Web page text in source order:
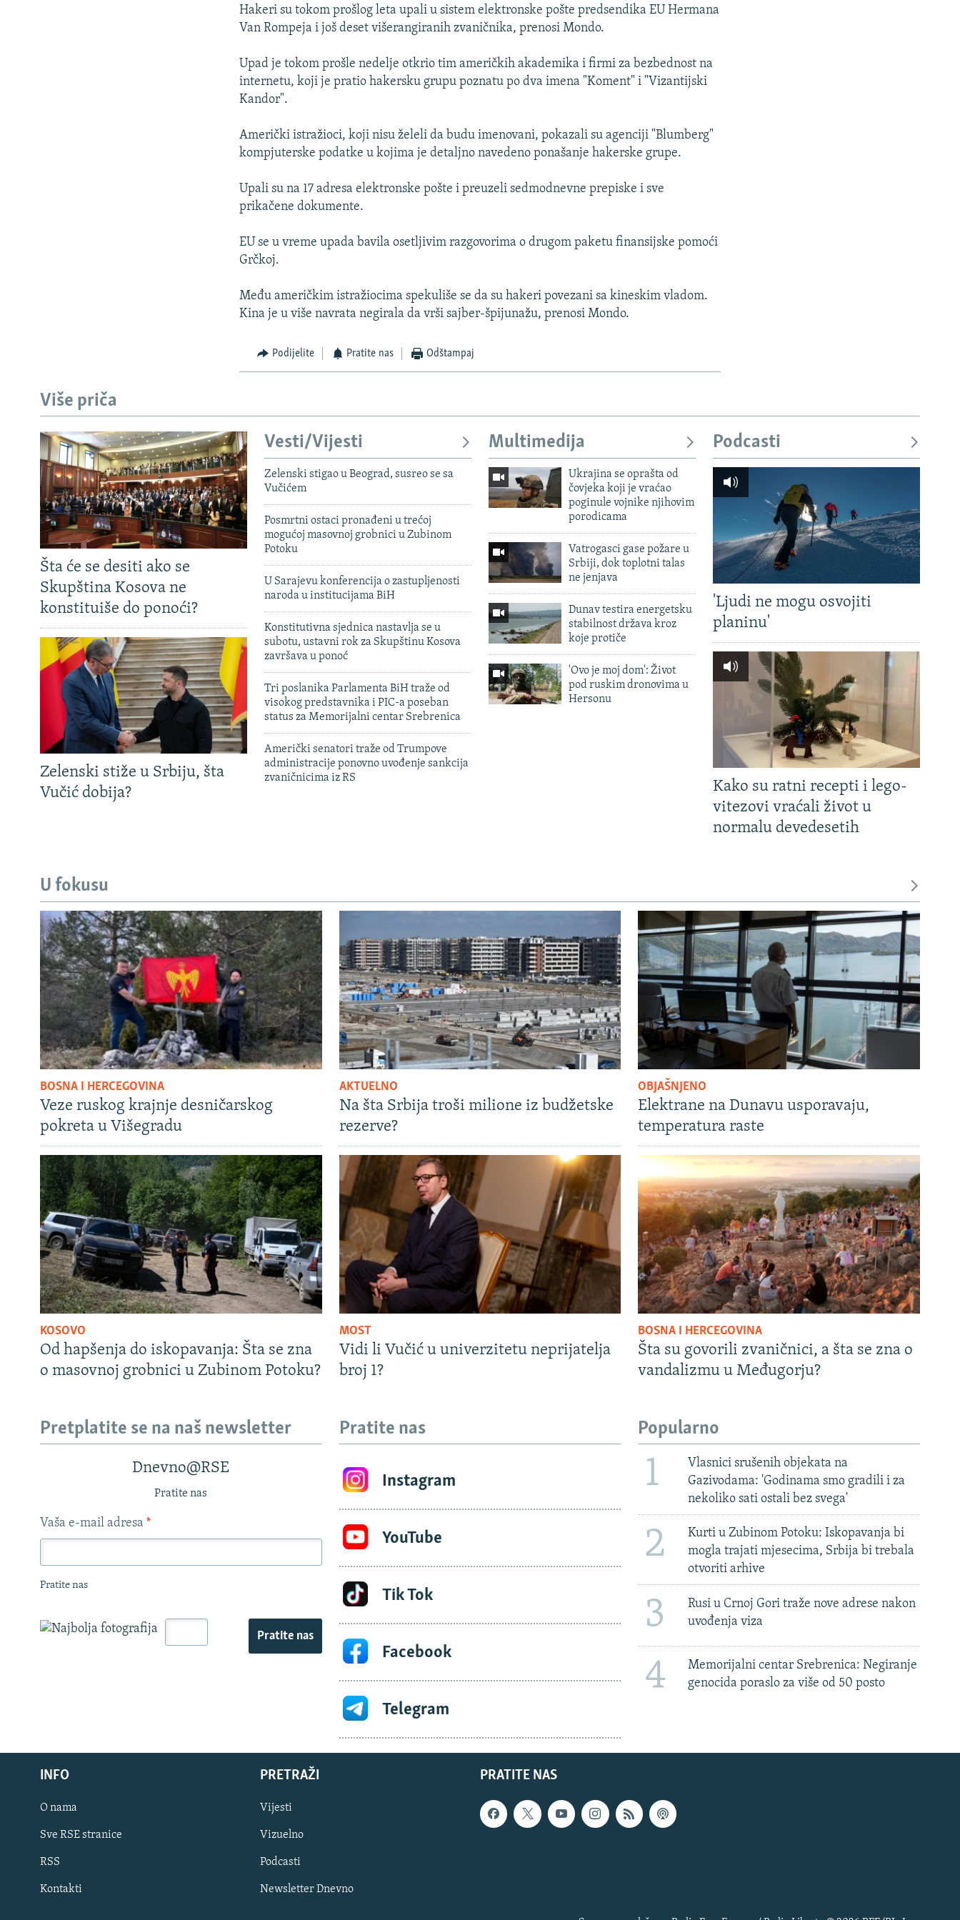
Hakeri su tokom prošlog leta upali u sistem elektronske pošte predsendika EU Hermana
Van Rompeja i još deset višerangiranih zvaničnika, prenosi Mondo.
Upad je tokom prošle nedelje otkrio tim američkih akademika i firmi za bezbednost na
internetu, koji je pratio hakersku grupu poznatu po dva imena "Koment" i "Vizantijski
Kandor".
Američki istražioci, koji nisu želeli da budu imenovani, pokazali su agenciji "Blumberg"
kompjuterske podatke u kojima je detaljno navedeno ponašanje hakerske grupe.
Upali su na 17 adresa elektronske pošte i preuzeli sedmodnevne prepiske i sve
prikačene dokumente.
EU se u vreme upada bavila osetljivim razgovorima o drugom paketu finansijske pomoći
Grčkoj.
Među američkim istražiocima spekuliše se da su hakeri povezani sa kineskim vladom.
Kina je u više navrata negirala da vrši sajber-špijunažu, prenosi Mondo.
Podijelite Pratite nas Odštampaj
Više priča
Šta će se desiti ako se
Skupština Kosova ne
konstituiše do ponoći?
Zelenski stiže u Srbiju, šta
Vučić dobija?
Vesti/Vijesti
Zelenski stigao u Beograd, susreo se sa
Vučićem
Posmrtni ostaci pronađeni u trećoj
mogućoj masovnoj grobnici u Zubinom
Potoku
U Sarajevu konferencija o zastupljenosti
naroda u institucijama BiH
Konstitutivna sjednica nastavlja se u
subotu, ustavni rok za Skupštinu Kosova
završava u ponoć
Tri poslanika Parlamenta BiH traže od
visokog predstavnika i PIC-a poseban
status za Memorijalni centar Srebrenica
Američki senatori traže od Trumpove
administracije ponovno uvođenje sankcija
zvaničnicima iz RS
Multimedija
Ukrajina se oprašta od
čovjeka koji je vraćao
poginule vojnike njihovim
porodicama
Vatrogasci gase požare u
Srbiji, dok toplotni talas
ne jenjava
Dunav testira energetsku
stabilnost država kroz
koje protiče
'Ovo je moj dom': Život
pod ruskim dronovima u
Hersonu
Podcasti
'Ljudi ne mogu osvojiti
planinu'
Kako su ratni recepti i lego-
vitezovi vraćali život u
normalu devedesetih
U fokusu
BOSNA I HERCEGOVINA
Veze ruskog krajnje desničarskog
pokreta u Višegradu
AKTUELNO
Na šta Srbija troši milione iz budžetske
rezerve?
OBJAŠNJENO
Elektrane na Dunavu usporavaju,
temperatura raste
KOSOVO
Od hapšenja do iskopavanja: Šta se zna
o masovnoj grobnici u Zubinom Potoku?
MOST
Vidi li Vučić u univerzitetu neprijatelja
broj 1?
BOSNA I HERCEGOVINA
Šta su govorili zvaničnici, a šta se zna o
vandalizmu u Međugorju?
Pretplatite se na naš newsletter
Dnevno@RSE
Pratite nas
Vaša e-mail adresa *
Pratite nas
Pratite nas
Pratite nas
Instagram
YouTube
Tik Tok
Facebook
Telegram
Popularno
1
Vlasnici srušenih objekata na
Gazivodama: 'Godinama smo gradili i za
nekoliko sati ostali bez svega'
2
Kurti u Zubinom Potoku: Iskopavanja bi
mogla trajati mjesecima, Srbija bi trebala
otvoriti arhive
3
Rusi u Crnoj Gori traže nove adrese nakon
uvođenja viza
4
Memorijalni centar Srebrenica: Negiranje
genocida poraslo za više od 50 posto
PRATITE NAS
INFO
O nama
Sve RSE stranice
RSS
Kontakti
PRETRAŽI
Vijesti
Vizuelno
Podcasti
Newsletter Dnevno